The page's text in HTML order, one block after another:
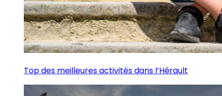
Top des meilleures activités dans l’Hérault